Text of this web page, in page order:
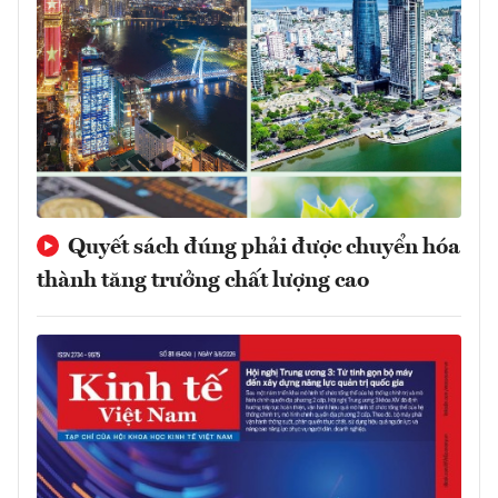
Quyết sách đúng phải được chuyển hóa
thành tăng trưởng chất lượng cao